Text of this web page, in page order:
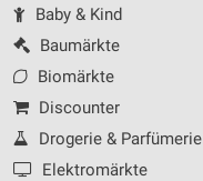
Baby & Kind
Baumärkte
Biomärkte
Discounter
Drogerie & Parfümerie
Elektromärkte